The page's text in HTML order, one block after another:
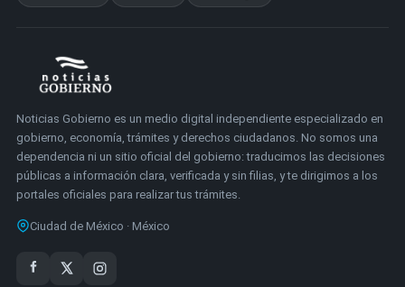
Noticias Gobierno es un medio digital independiente especializado en
gobierno, economía, trámites y derechos ciudadanos. No somos una
dependencia ni un sitio oficial del gobierno: traducimos las decisiones
públicas a información clara, verificada y sin filias, y te dirigimos a los
portales oficiales para realizar tus trámites.
Ciudad de México · México